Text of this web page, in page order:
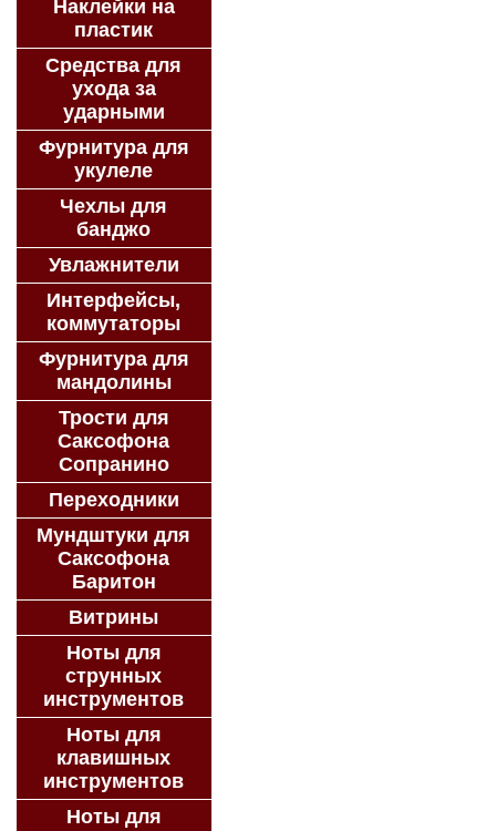
Наклейки на
пластик
Средства для
ухода за
ударными
Фурнитура для
укулеле
Чехлы для
банджо
Увлажнители
Интерфейсы,
коммутаторы
Фурнитура для
мандолины
Трости для
Саксофона
Сопранино
Переходники
Мундштуки для
Саксофона
Баритон
Витрины
Ноты для
струнных
инструментов
Ноты для
клавишных
инструментов
Ноты для